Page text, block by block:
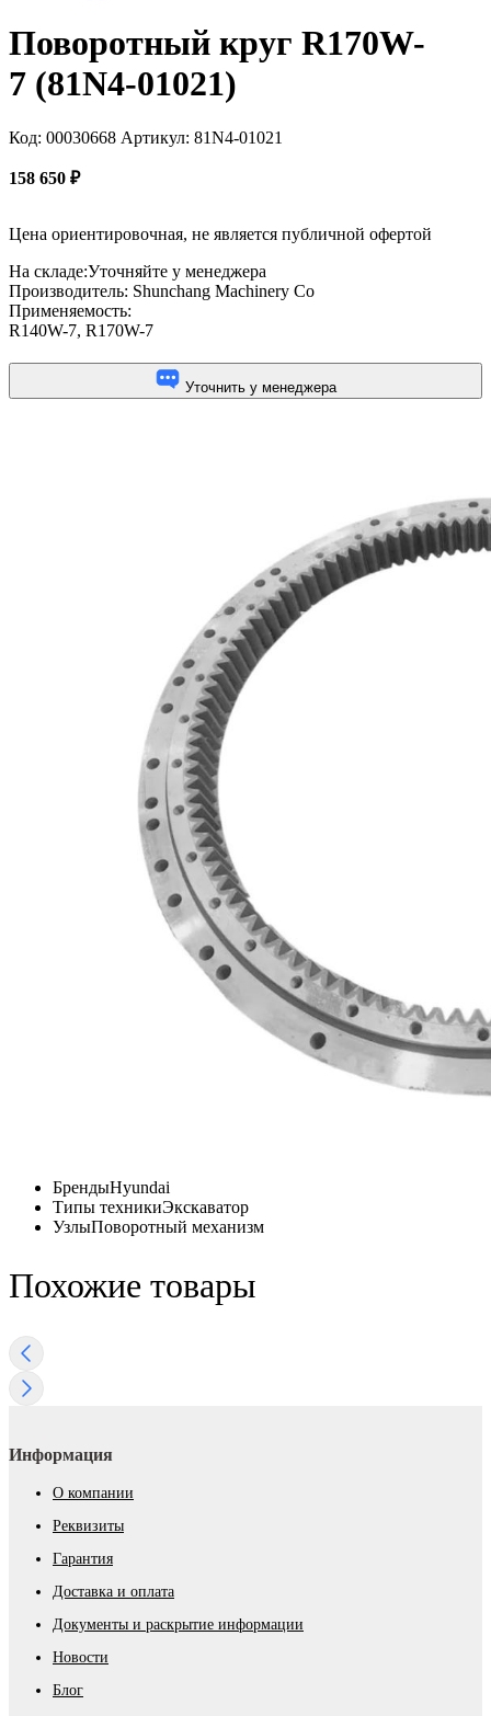
Поворотный круг R170W-
7 (81N4-01021)
Код: 00030668 Артикул: 81N4-01021
158 650 ₽
Цена ориентировочная, не является публичной офертой
На складе:Уточняйте у менеджера
Производитель: Shunchang Machinery Co
Применяемость:
R140W-7, R170W-7
Уточнить у менеджера
БрендыHyundai
Типы техникиЭкскаватор
УзлыПоворотный механизм
Похожие товары
Информация
О компании
Реквизиты
Гарантия
Доставка и оплата
Документы и раскрытие информации
Новости
Блог